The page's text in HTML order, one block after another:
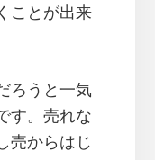
ことが出来
ろうと一気
す。売れな
売からはじ